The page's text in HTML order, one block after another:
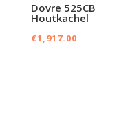
Dovre 525CB
Houtkachel
€1,917.00